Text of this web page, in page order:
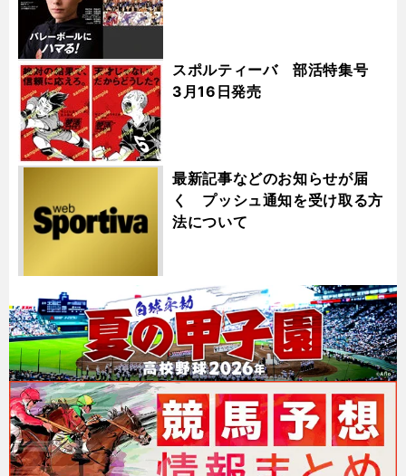
スポルティーバ 部活特集号
3月16日発売
最新記事などのお知らせが届
く プッシュ通知を受け取る方
法について